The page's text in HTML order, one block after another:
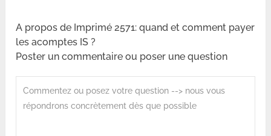
A propos de Imprimé 2571: quand et comment payer
les acomptes IS ?
Poster un commentaire ou poser une question